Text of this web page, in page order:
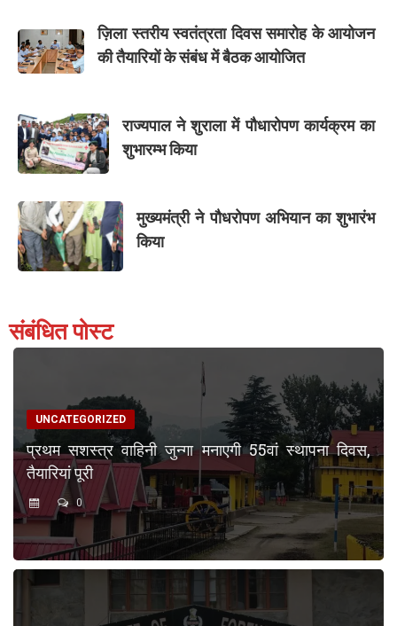
ज़िला स्तरीय स्वतंत्रता दिवस समारोह के आयोजन
की तैयारियों के संबंध में बैठक आयोजित
राज्यपाल ने शुराला में पौधारोपण कार्यक्रम का
शुभारम्भ किया
मुख्यमंत्री ने पौधरोपण अभियान का शुभारंभ
किया
संबंधित पोस्ट
UNCATEGORIZED
प्रथम सशस्त्र वाहिनी जुन्गा मनाएगी 55वां स्थापना दिवस,
तैयारियां पूरी
0